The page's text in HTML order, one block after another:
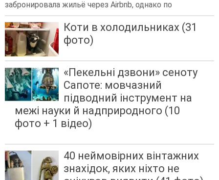
забронировала жильё через Airbnb, однако по
Коти в холодильниках (31
фото)
«Пекельні дзвони» сеноту
Сапоте: мовчазний
підводний інструмент на
межі науки й надприродного (10
фото + 1 відео)
40 неймовірних вінтажних
знахідок, яких ніхто не